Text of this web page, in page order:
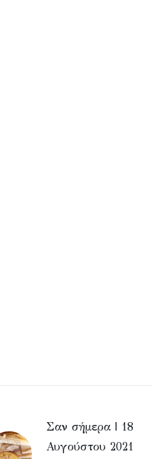
Σαν σήμερα | 18
Αυγούστου 2021